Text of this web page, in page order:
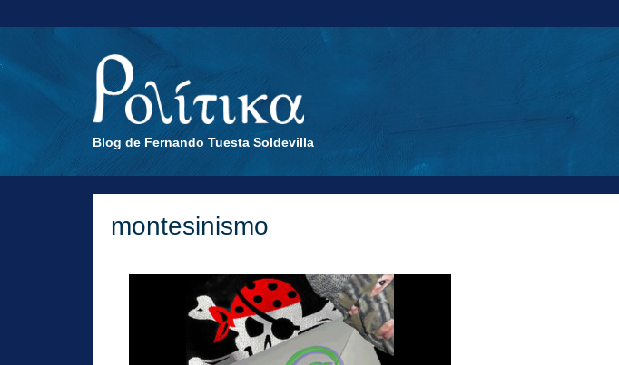
Blog de Fernando Tuesta Soldevilla
montesinismo